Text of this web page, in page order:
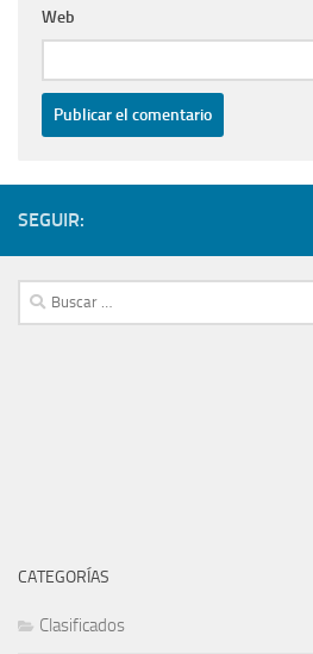
Web
SEGUIR:
Buscar:
CATEGORÍAS
Clasificados